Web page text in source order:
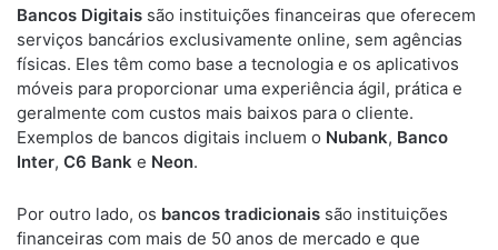
Bancos Digitais são instituições financeiras que oferecem
serviços bancários exclusivamente online, sem agências
físicas. Eles têm como base a tecnologia e os aplicativos
móveis para proporcionar uma experiência ágil, prática e
geralmente com custos mais baixos para o cliente.
Exemplos de bancos digitais incluem o Nubank, Banco
Inter, C6 Bank e Neon.
Por outro lado, os bancos tradicionais são instituições
financeiras com mais de 50 anos de mercado e que